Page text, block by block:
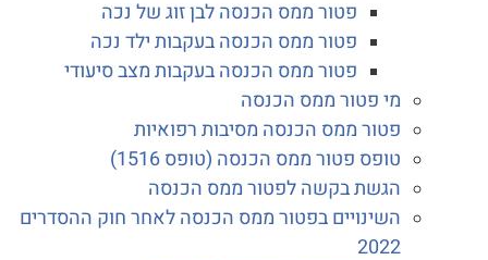
פטור ממס הכנסה לבן זוג של נכה
פטור ממס הכנסה בעקבות ילד נכה
פטור ממס הכנסה בעקבות מצב סיעודי
מי פטור ממס הכנסה
פטור ממס הכנסה מסיבות רפואיות
טופס פטור ממס הכנסה (טופס 1516)
הגשת בקשה לפטור ממס הכנסה
השינויים בפטור ממס הכנסה לאחר חוק ההסדרים